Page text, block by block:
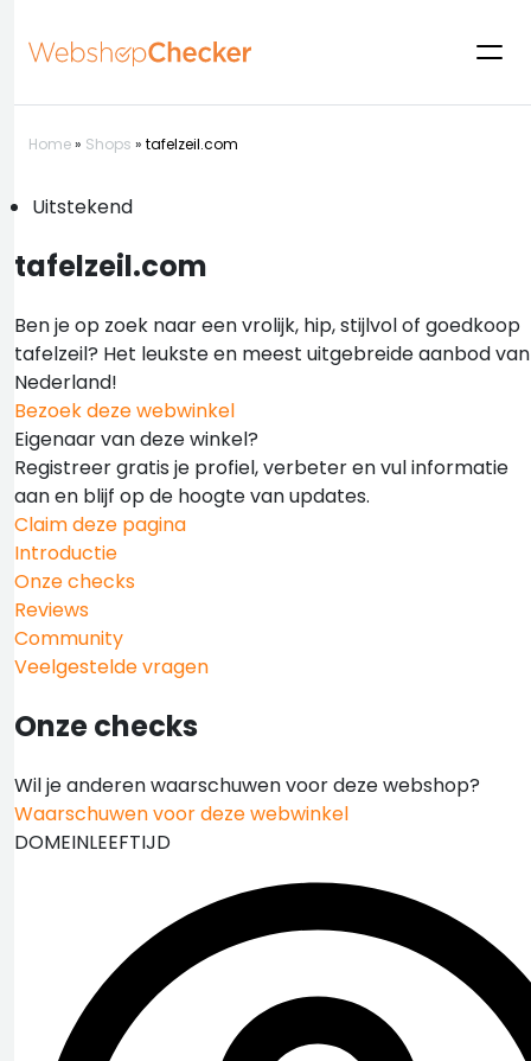
Home» Shops » tafelzeil.com
Uitstekend
tafelzeil.com
Ben je op zoek naar een vrolijk, hip, stijlvol of goedkoop
tafelzeil? Het leukste en meest uitgebreide aanbod van
Nederland!
Bezoek deze webwinkel
Eigenaar van deze winkel?
Registreer gratis je profiel, verbeter en vul informatie
aan en blijf op de hoogte van updates.
Claim deze pagina
Introductie
Onze checks
Reviews
Community
Veelgestelde vragen
Onze checks
Wil je anderen waarschuwen voor deze webshop?
Waarschuwen voor deze webwinkel
DOMEINLEEFTIJD